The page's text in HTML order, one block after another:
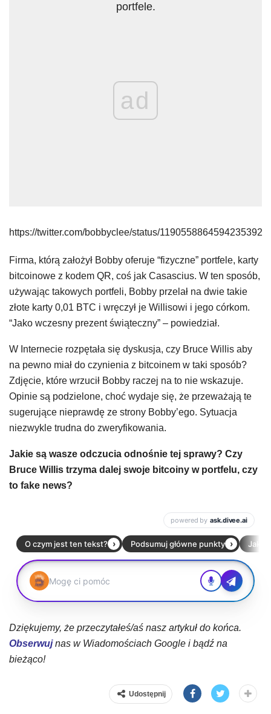
portfele.
ad
https://twitter.com/bobbyclee/status/1190558864594235392
Firma, którą założył Bobby oferuje “fizyczne” portfele, karty
bitcoinowe z kodem QR, coś jak Casascius. W ten sposób,
używając takowych portfeli, Bobby przelał na dwie takie
złote karty 0,01 BTC i wręczył je Willisowi i jego córkom.
“Jako wczesny prezent świąteczny” – powiedział.
W Internecie rozpętała się dyskusja, czy Bruce Willis aby
na pewno miał do czynienia z bitcoinem w taki sposób?
Zdjęcie, które wrzucił Bobby raczej na to nie wskazuje.
Opinie są podzielone, choć wydaje się, że przeważają te
sugerujące nieprawdę ze strony Bobby’ego. Sytuacja
niezwykle trudna do zweryfikowania.
Jakie są wasze odczucia odnośnie tej sprawy? Czy
Bruce Willis trzyma dalej swoje bitcoiny w portfelu, czy
to fake news?
Dziękujemy, że przeczytałeś/aś nasz artykuł do końca.
Obserwujnas w Wiadomościach Google i bądź na
bieżąco!
Udostępnij